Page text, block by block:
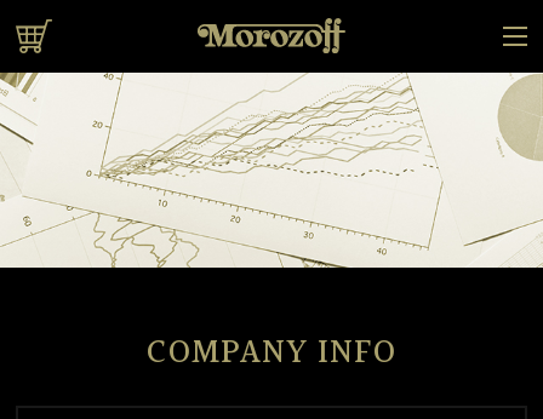
COMPANY INFO